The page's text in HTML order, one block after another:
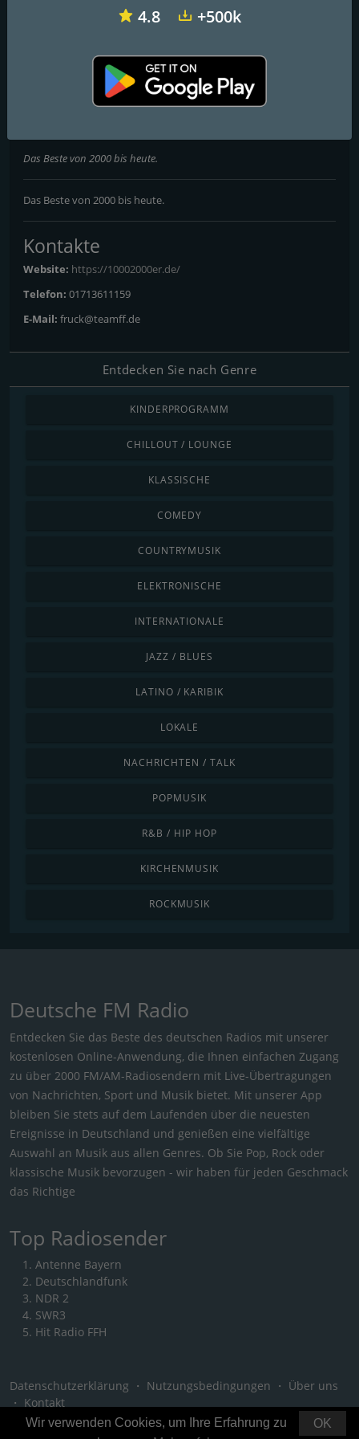
Radio Bollerwagen
Das Beste von 2000 bis heute.
Das Beste von 2000 bis heute.
Kontakte
Website: https://10002000er.de/
Telefon: 01713611159
E-Mail: fruck@teamff.de
Entdecken Sie nach Genre
KINDERPROGRAMM
CHILLOUT / LOUNGE
KLASSISCHE
COMEDY
COUNTRYMUSIK
ELEKTRONISCHE
INTERNATIONALE
JAZZ / BLUES
LATINO / KARIBIK
LOKALE
NACHRICHTEN / TALK
POPMUSIK
R&B / HIP HOP
KIRCHENMUSIK
ROCKMUSIK
Deutsche FM Radio
Entdecken Sie das Beste des deutschen Radios mit unserer
kostenlosen Online-Anwendung, die Ihnen einfachen Zugang
zu über 2000 FM/AM-Radiosendern mit Live-Übertragungen
von Nachrichten, Sport und Musik bietet. Mit unserer App
bleiben Sie stets auf dem Laufenden über die neuesten
Ereignisse in Deutschland und genießen eine vielfältige
Auswahl an Musik aus allen Genres. Ob Sie Pop, Rock oder
klassische Musik bevorzugen - wir haben für jeden Geschmack
das Richtige
Top Radiosender
Antenne Bayern
Deutschlandfunk
NDR 2
SWR3
Hit Radio FFH
Datenschutzerklärung ・ Nutzungsbedingungen ・ Über uns
・ Kontakt
OK
Wir verwenden Cookies, um Ihre Erfahrung zu
4.8 +500k